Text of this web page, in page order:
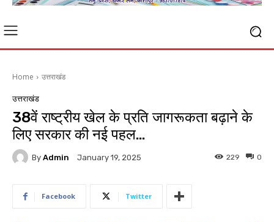
Home उत्तराखंड
उत्तराखंड
38वें राष्ट्रीय खेल के प्रति जागरूकता बढ़ाने के
लिए सरकार की नई पहल…
By Admin January 19, 2025 0
229
Facebook Twitter